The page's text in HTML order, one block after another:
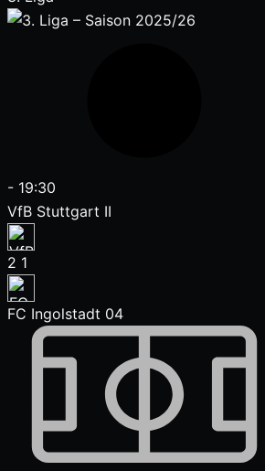
- 19:30
VfB Stuttgart II
2 1
FC Ingolstadt 04